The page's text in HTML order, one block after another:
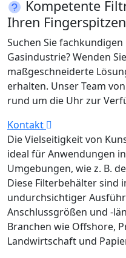
Kompetente
Ihren Fingerspitzen
Suchen Sie
Gasindustrie? Wenden
maßgeschneiderte
erhalten. Unser Team
rund um die Uhr zur
Kontakt
Die Vielseitigkeit von
ideal für Anwendungen
Umgebungen, wie z. B.
Diese Filterbehälter sind
undurchsichtiger
Anschlussgrößen und -
Branchen wie Offshore,
Landwirtschaft und